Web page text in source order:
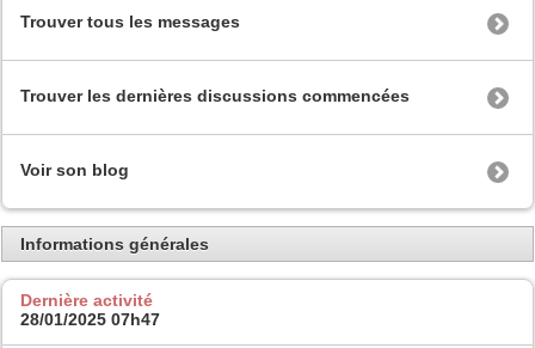
Trouver tous les messages
Trouver les dernières discussions commencées
Voir son blog
Informations générales
Dernière activité
28/01/2025 07h47